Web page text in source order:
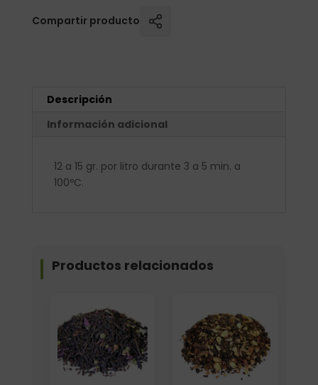
Compartir producto
Descripción
Información adicional
12 a 15 gr. por litro durante 3 a 5 min. a
100ºC.
Productos relacionados
Elige: Peso/formato